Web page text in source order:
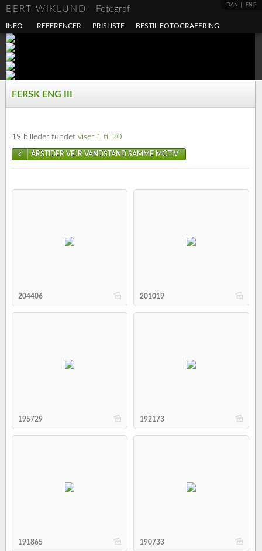
DAN ENG
BERT WIKLUND Fotograf
INFO REFERENCER PRISLISTE BESTIL FOTOGRAFERING
FERSK ENG III
19 billeder fundet viser 1 til 30
ÅRSTIDER VEJR VANDSTAND SAMME MOTIV
b
204406 b
201019
b
195729 b
192173
b
191865 b
190733